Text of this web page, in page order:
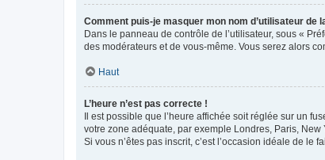
Comment puis-je masquer mon nom d’utilisateur de
Dans le panneau de contrôle de l’utilisateur, sous «
des modérateurs et de vous-même. Vous serez alors
Haut
L’heure n’est pas correcte !
Il est possible que l’heure affichée soit réglée sur un
votre zone adéquate, par exemple Londres, Paris, New
Si vous n’êtes pas inscrit, c’est l’occasion idéale de le